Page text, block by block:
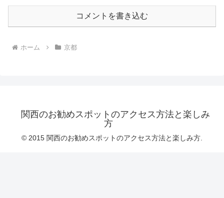
コメントを書き込む
ホーム 京都
関西のお勧めスポットのアクセス方法と楽しみ
方
© 2015 関西のお勧めスポットのアクセス方法と楽しみ方.